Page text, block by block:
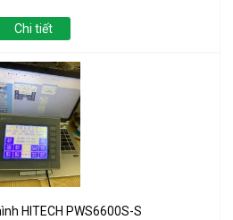
Chi tiết
HITECH PWS6600S-S